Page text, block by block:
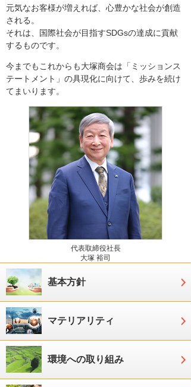
元気なお客様が増えれば、心豊かな社会が創造
される。
それは、国際社会が目指すSDGsの達成に貢献
するものです。
今までもこれからも大塚商会は「ミッションス
テートメント」の具現化に向けて、歩みを続け
てまいります。
代表取締役社長
大塚 裕司
基本方針
マテリアリティ
環境への取り組み